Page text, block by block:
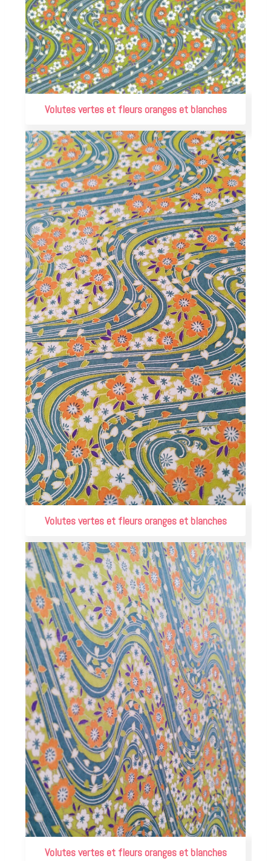
Volutes vertes et fleurs oranges et blanches
Volutes vertes et fleurs oranges et blanches
Volutes vertes et fleurs oranges et blanches